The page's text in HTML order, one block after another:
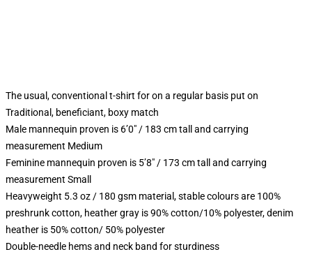
The usual, conventional t-shirt for on a regular basis put on
Traditional, beneficiant, boxy match
Male mannequin proven is 6’0″ / 183 cm tall and carrying
measurement Medium
Feminine mannequin proven is 5’8″ / 173 cm tall and carrying
measurement Small
Heavyweight 5.3 oz / 180 gsm material, stable colours are 100%
preshrunk cotton, heather gray is 90% cotton/10% polyester, denim
heather is 50% cotton/ 50% polyester
Double-needle hems and neck band for sturdiness